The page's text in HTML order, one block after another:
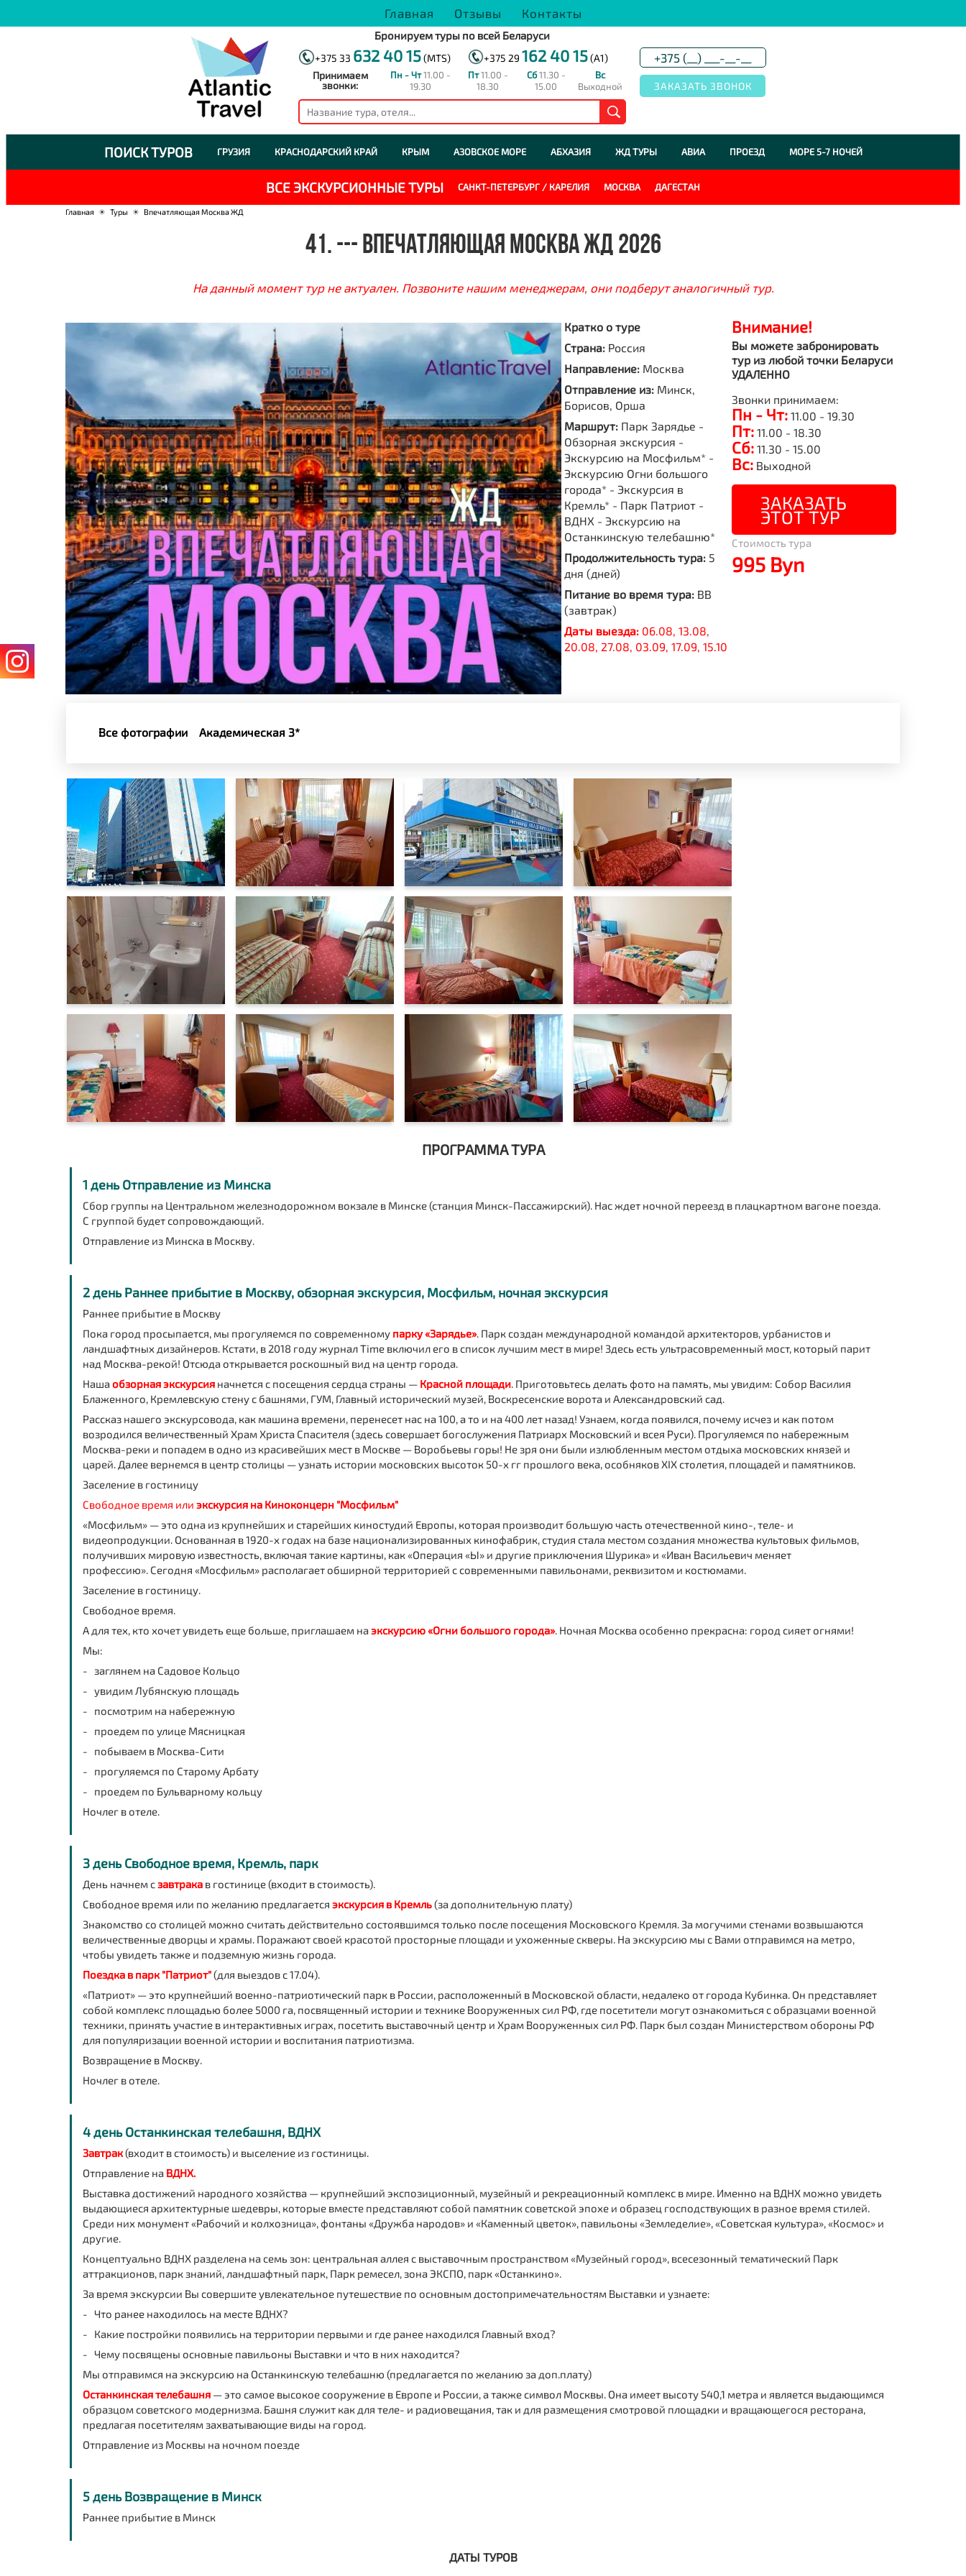
Главная Отзывы Контакты
Бронируем туры по всей Беларуси
+375 33 632 40 15(MTS) +375 29 162 40 15(A1)
Принимаем
звонки:
Пн - Чт11.00 -
19.30
Пт11.00 -
18.30
Сб11.30 -
15.00
Вс
Выходной
ПОИСК ТУРОВ ГРУЗИЯ КРАСНОДАРСКИЙ КРАЙ КРЫМ АЗОВСКОЕ МОРЕ АБХАЗИЯ ЖД ТУРЫ АВИА ПРОЕЗД МОРЕ 5-7 НОЧЕЙ
ВСЕ ЭКСКУРСИОННЫЕ ТУРЫ САНКТ-ПЕТЕРБУРГ / КАРЕЛИЯ МОСКВА ДАГЕСТАН
Главная ☀ Туры ☀ Впечатляющая Москва ЖД
41. --- ВПЕЧАТЛЯЮЩАЯ МОСКВА ЖД 2026
На данный момент тур не актуален. Позвоните нашим менеджерам, они подберут аналогичный тур.
Кратко о туре
Страна: Россия
Направление: Москва
Отправление из: Минск,
Борисов, Орша
Маршрут: Парк Зарядье -
Обзорная экскурсия -
Экскурсию на Мосфильм* -
Экскурсию Огни большого
города* - Экскурсия в
Кремль* - Парк Патриот -
ВДНХ - Экскурсию на
Останкинскую телебашню*
Продолжительность тура: 5
дня (дней)
Питание во время тура: BB
(завтрак)
Даты выезда: 06.08, 13.08,
20.08, 27.08, 03.09, 17.09, 15.10
Внимание!
Вы можете забронировать
тур из любой точки Беларуси
УДАЛЕННО
Звонки принимаем:
Пн - Чт:11.00 - 19.30
Пт:11.00 - 18.30
Сб:11.30 - 15.00
Вс:Выходной
ЗАКАЗАТЬ
ЭТОТ ТУР
Стоимость тура
995 Byn
Все фотографии Академическая 3*
ПРОГРАММА ТУРА
1 день Отправление из Минска
Сбор группы на Центральном железнодорожном вокзале в Минске (станция Минск-Пассажирский). Нас ждет ночной переезд в плацкартном вагоне поезда.
С группой будет сопровождающий.
Отправление из Минска в Москву.
2 день Раннее прибытие в Москву, обзорная экскурсия, Мосфильм, ночная экскурсия
Раннее прибытие в Москву
Пока город просыпается, мы прогуляемся по современному парку «Зарядье». Парк создан международной командой архитекторов, урбанистов и
ландшафтных дизайнеров. Кстати, в 2018 году журнал Time включил его в список лучшим мест в мире! Здесь есть ультрасовременный мост, который парит
над Москва-рекой! Отсюда открывается роскошный вид на центр города.
Нашаобзорная экскурсия начнется с посещения сердца страны — Красной площади . Приготовьтесь делать фото на память, мы увидим: Собор Василия
Блаженного, Кремлевскую стену с башнями, ГУМ, Главный исторический музей, Воскресенские ворота и Александровский сад.
Рассказ нашего экскурсовода, как машина времени, перенесет нас на 100, а то и на 400 лет назад! Узнаем, когда появился, почему исчез и как потом
возродился величественный Храм Христа Спасителя (здесь совершает богослужения Патриарх Московский и всея Руси). Прогуляемся по набережным
Москва-реки и попадем в одно из красивейших мест в Москве — Воробьевы горы! Не зря они были излюбленным местом отдыха московских князей и
царей. Далее вернемся в центр столицы — узнать истории московских высоток 50-х гг прошлого века, особняков ХIХ столетия, площадей и памятников.
Заселение в гостиницу
Свободное время илиэкскурсия на Киноконцерн "Мосфильм"
«Мосфильм» — это одна из крупнейших и старейших киностудий Европы, которая производит большую часть отечественной кино-, теле- и
видеопродукции. Основанная в 1920-х годах на базе национализированных кинофабрик, студия стала местом создания множества культовых фильмов,
получивших мировую известность, включая такие картины, как «Операция «Ы» и другие приключения Шурика» и «Иван Васильевич меняет
профессию». Сегодня «Мосфильм» располагает обширной территорией с современными павильонами, реквизитом и костюмами.
Заселение в гостиницу.
Свободное время.
А для тех, кто хочет увидеть еще больше, приглашаем наэкскурсию «Огни большого города». Ночная Москва особенно прекрасна: город сияет огнями!
Мы:
- заглянем на Садовое Кольцо
- увидим Лубянскую площадь
- посмотрим на набережную
- проедем по улице Мясницкая
- побываем в Москва-Сити
- прогуляемся по Старому Арбату
- проедем по Бульварному кольцу
Ночлег в отеле.
3 день Свободное время, Кремль, парк
День начнем сзавтрака в гостинице (входит в стоимость).
Свободное время или по желанию предлагаетсяэкскурсия в Кремль(за дополнительную плату)
Знакомство со столицей можно считать действительно состоявшимся только после посещения Московского Кремля. За могучими стенами возвышаются
величественные дворцы и храмы. Поражают своей красотой просторные площади и ухоженные скверы. На экскурсию мы с Вами отправимся на метро,
чтобы увидеть также и подземную жизнь города.
Поездка в парк "Патриот"(для выездов с 17.04).
«Патриот» — это крупнейший военно-патриотический парк в России, расположенный в Московской области, недалеко от города Кубинка. Он представляет
собой комплекс площадью более 5000 га, посвященный истории и технике Вооруженных сил РФ, где посетители могут ознакомиться с образцами военной
техники, принять участие в интерактивных играх, посетить выставочный центр иХрам Вооруженных сил РФ . Парк был создан Министерством обороны РФ
для популяризации военной истории и воспитания патриотизма.
Возвращение в Москву.
Ночлег в отеле.
4 день Останкинская телебашня, ВДНХ
Завтрак(входит в стоимость) и выселение из гостиницы.
Отправление на ВДНХ.
Выставка достижений народного хозяйства — крупнейший экспозиционный, музейный и рекреационный комплекс в мире. Именно на ВДНХ можно увидеть
выдающиеся архитектурные шедевры, которые вместе представляют собой памятник советской эпохе и образец господствующих в разное время стилей.
Среди них монумент «Рабочий и колхозница», фонтаны «Дружба народов» и «Каменный цветок», павильоны «Земледелие», «Советская культура», «Космос» и
другие.
Концептуально ВДНХ разделена на семь зон: центральная аллея с выставочным пространством «Музейный город», всесезонный тематический Парк
аттракционов, парк знаний, ландшафтный парк, Парк ремесел, зона ЭКСПО, парк «Останкино».
За время экскурсии Вы совершите увлекательное путешествие по основным достопримечательностям Выставки и узнаете:
- Что ранее находилось на месте ВДНХ?
- Какие постройки появились на территории первыми и где ранее находился Главный вход?
- Чему посвящены основные павильоны Выставки и что в них находится?
Мы отправимся на экскурсию на Останкинскую телебашню (предлагается по желанию за доп.плату)
Останкинская телебашня — это самое высокое сооружение в Европе и России, а также символ Москвы. Она имеет высоту 540,1 метра и является выдающимся
образцом советского модернизма. Башня служит как для теле- и радиовещания, так и для размещения смотровой площадки и вращающегося ресторана,
предлагая посетителям захватывающие виды на город.
Отправление из Москвы на ночном поезде
5 день Возвращение в Минск
Раннее прибытие в Минск
ДАТЫ ТУРОВ